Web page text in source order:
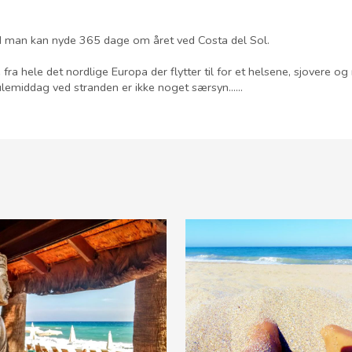
kan nyde 365 dage om året ved Costa del Sol.
hele det nordlige Europa der flytter til for et helsene, sjovere
ved stranden er ikke noget særsyn......